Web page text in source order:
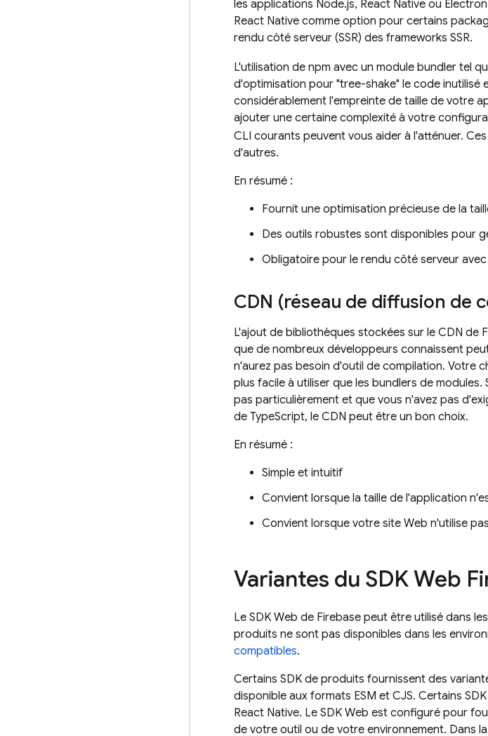
les applications Node.js, React Native ou
React Native comme option pour certains
rendu côté serveur (SSR) des frameworks SSR.
L'utilisation de npm avec un module bundler tel
d'optimisation pour "tree-shake" le code inutilisé
considérablement l'empreinte de taille de votre
ajouter une certaine complexité à votre
CLI courants peuvent vous aider à l'atténuer.
d'autres.
En résumé :
Fournit une optimisation précieuse de la
Des outils robustes sont disponibles pour
Obligatoire pour le rendu côté serveur avec
CDN (réseau de diffusion de
L'ajout de bibliothèques stockées sur le CDN de
que de nombreux développeurs connaissent
n'aurez pas besoin d'outil de compilation. Votre
plus facile à utiliser que les bundlers de
pas particulièrement et que vous n'avez pas
de TypeScript, le CDN peut être un bon choix.
En résumé :
Simple et intuitif
Convient lorsque la taille de l'application
Convient lorsque votre site Web n'utilise
Variantes du SDK Web
Le SDK Web de Firebase peut être utilisé dans
produits ne sont pas disponibles dans les
compatibles.
Certains SDK de produits fournissent des
disponible aux formats ESM et CJS. Certains
React Native. Le SDK Web est configuré pour
de votre outil ou de votre environnement. Dans